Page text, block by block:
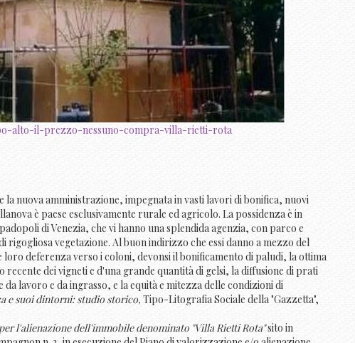
alto-il-prezzo-nessuno-compra-villa-rietti-rota
la nuova amministrazione, impegnata in vasti lavori di bonifica, nuovi
è paese esclusivamente rurale ed agricolo. La possidenza è in
di Venezia, che vi hanno una splendida agenzia, con parco e
vegetazione. Al buon indirizzo che essi danno a mezzo del
deferenza verso i coloni, devonsi il bonificamento di paludi, la ottima
dei vigneti e d'una grande quantità di gelsi, la diffusione di prati
lavoro e da ingrasso, e la equità e mitezza delle condizioni di
e suoi dintorni: studio storico, Tipo-Litografia Sociale della "Gazzetta",
l'alienazione dell'immobile denominato "Villa Rietti Rota"sito in